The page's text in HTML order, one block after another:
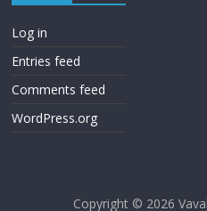
Log in
Entries feed
Comments feed
WordPress.org
Copyright © 2026